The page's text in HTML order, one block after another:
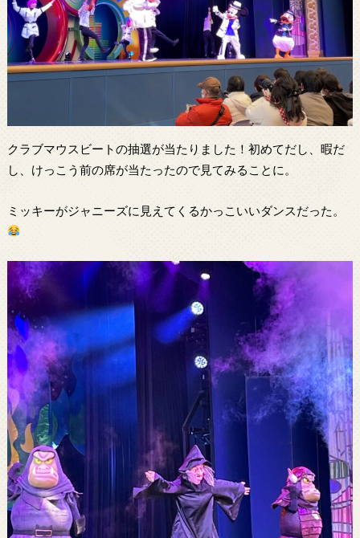
クラブマウスビートの抽選が当たりました！初めてだし、暇だ
し、けっこう前の席が当たったので見てみることに。
ミッキーがジャニーズに見えてくるかっこいいダンスだった。